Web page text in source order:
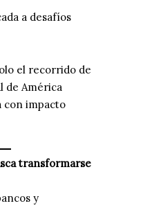
a desafíos
el recorrido de
de América
con impacto
transformarse
y